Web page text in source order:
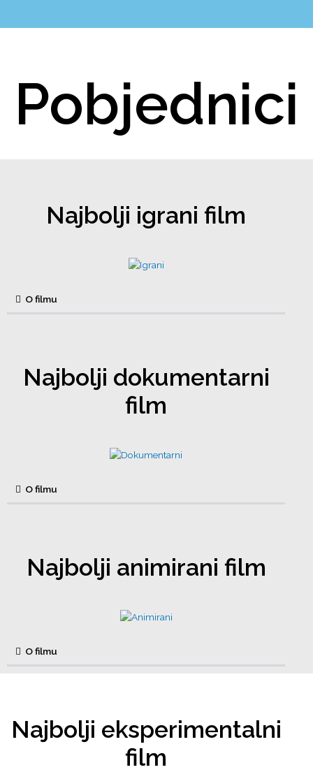
Pobjednici
Najbolji igrani film
O filmu
Najbolji dokumentarni
film
O filmu
Najbolji animirani film
O filmu
Najbolji eksperimentalni
film